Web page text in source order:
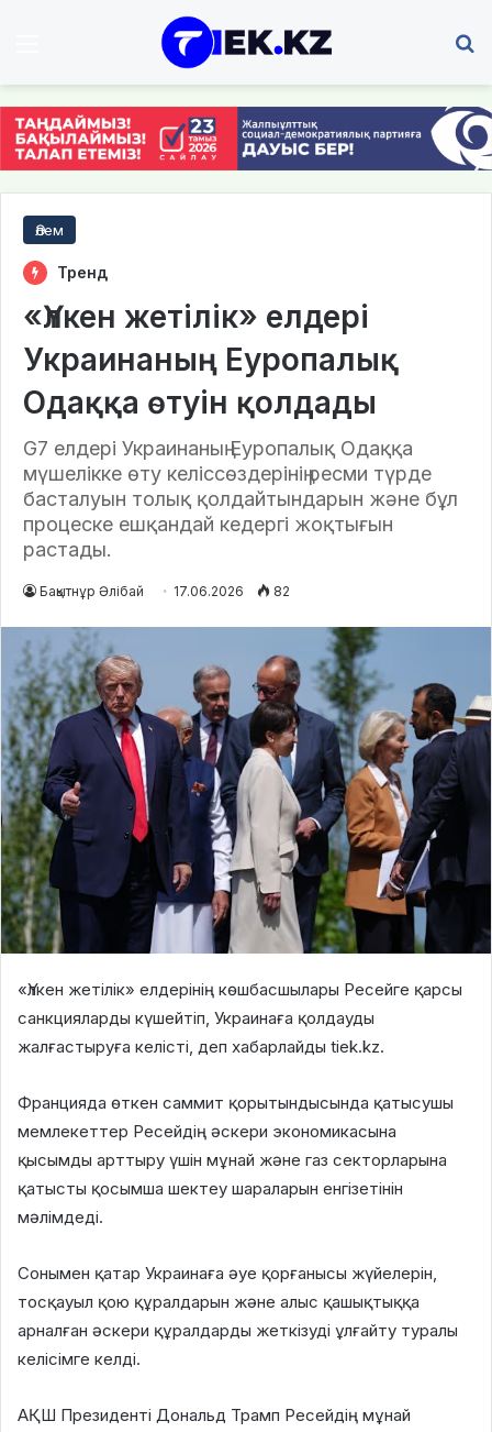
Әлем
Тренд
«Үлкен жетілік» елдері
Украинаның Еуропалық
Одаққа өтуін қолдады
G7 елдері Украинаның Еуропалық Одаққа
мүшелікке өту келіссөздерінің ресми түрде
басталуын толық қолдайтындарын және бұл
процеске ешқандай кедергі жоқтығын
растады.
Бақытнұр Әлібай 17.06.2026 82
«Үлкен жетілік» елдерінің көшбасшылары Ресейге қарсы
санкцияларды күшейтіп, Украинаға қолдауды
жалғастыруға келісті, деп хабарлайды tiek.kz.
Францияда өткен саммит қорытындысында қатысушы
мемлекеттер Ресейдің әскери экономикасына
қысымды арттыру үшін мұнай және газ секторларына
қатысты қосымша шектеу шараларын енгізетінін
мәлімдеді.
Сонымен қатар Украинаға әуе қорғанысы жүйелерін,
тосқауыл қою құралдарын және алыс қашықтыққа
арналған әскери құралдарды жеткізуді ұлғайту туралы
келісімге келді.
АҚШ Президенті Дональд Трамп Ресейдің мұнай